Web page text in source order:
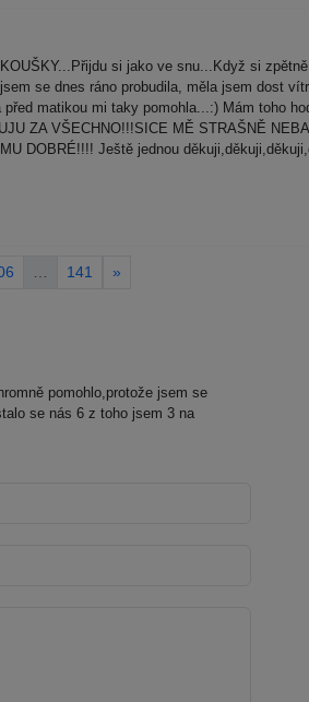
si jako ve snu...Když si
se dnes ráno probudila, měla jsem dost
matikou mi taky pomohla...:) Mám toho
ZA VŠECHNO!!!SICE MĚ STRAŠNĚ
DOBRÉ!!!! Ještě jednou
141 »
pomohlo,protože jsem se
se nás 6 z toho jsem 3 na